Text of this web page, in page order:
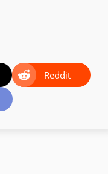
Reddit